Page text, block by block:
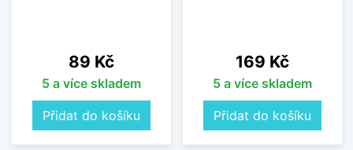
Cena
89 Kč
5 a více skladem
Přidat do košíku
Cena
169 Kč
5 a více skladem
Přidat do košíku